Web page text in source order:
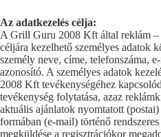
Az adatkezelés célja:
A Grill Guru 2008 Kft által reklám –
céljára kezelhető személyes adatok
személy neve, címe, telefonszáma,
azonosító. A személyes adatok
2008 Kft tevékenységéhez
tevékenység folytatása, azaz
aktuális ajánlatok nyomtatott
formában (e-mail) történő
megküldése a regisztrációkor